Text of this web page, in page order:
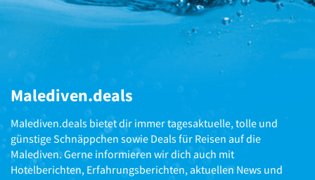
Malediven.deals
Malediven.deals bietet dir immer tagesaktuelle, tolle und
günstige Schnäppchen sowie Deals für Reisen auf die
Malediven. Gerne informieren wir dich auch mit
Hotelberichten, Erfahrungsberichten, aktuellen News und